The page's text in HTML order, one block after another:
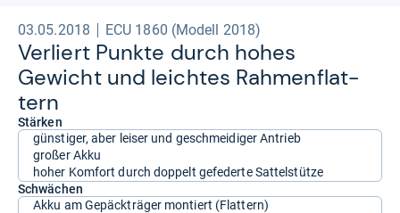
03.05.2018 ECU 1860 (Modell 2018)
Ver­liert Punkte durch hohes
Gewicht und leich­tes Rah­men­flat­
tern
Stärken
günstiger, aber leiser und geschmeidiger Antrieb
großer Akku
hoher Komfort durch doppelt gefederte Sattelstütze
Schwächen
Akku am Gepäckträger montiert (Flattern)